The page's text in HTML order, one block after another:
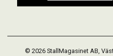
© 2026 StallMagasinet AB,